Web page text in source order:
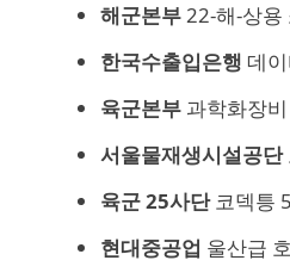
해군본부22-해-상용
한국수출입은행 데
육군본부과학화장비
서울물재생시설공단
육군 25사단코덱틍
현대중공업 울산급